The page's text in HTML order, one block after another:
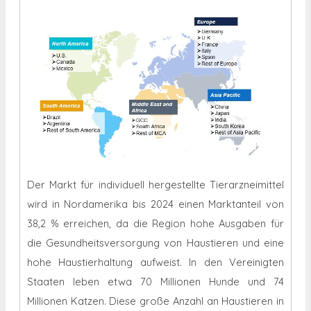
Der Markt für individuell hergestellte Tierarzneimittel
wird in Nordamerika bis 2024 einen Marktanteil von
38,2 % erreichen, da die Region hohe Ausgaben für
die Gesundheitsversorgung von Haustieren und eine
hohe Haustierhaltung aufweist. In den Vereinigten
Staaten leben etwa 70 Millionen Hunde und 74
Millionen Katzen. Diese große Anzahl an Haustieren in